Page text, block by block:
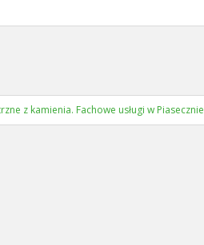
z kamienia. Fachowe usługi w Piasecznie